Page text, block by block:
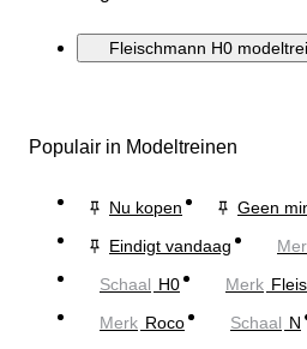
Fleischmann H0
Populair in Modeltreinen
Nu kopen
Geen
Eindigt vandaag
Schaal H0 Merk
Merk Roco Schaal N